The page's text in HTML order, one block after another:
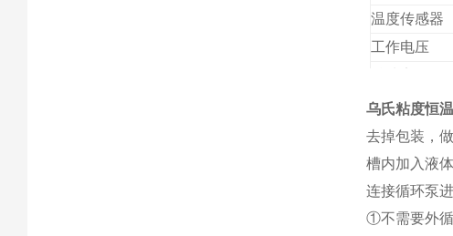
温度传感器
工作电压
外形尺寸
乌氏粘度恒
去掉包装，
槽内加入液
连接循环泵
①不需要外